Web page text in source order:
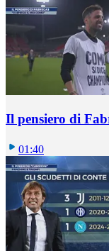
Il pensiero di
01:40